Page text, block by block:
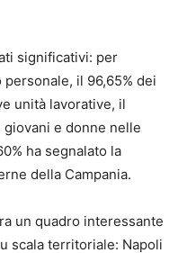
significativi: per
personale, il 96,65% dei
unità lavorative, il
giovani e donne nelle
ha segnalato la
della Campania.
un quadro interessante
scala territoriale: Napoli